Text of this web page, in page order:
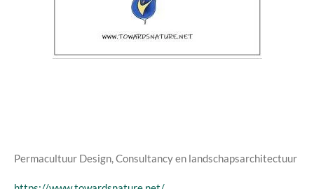
Permacultuur Design, Consultancyen landschapsarchitectuur